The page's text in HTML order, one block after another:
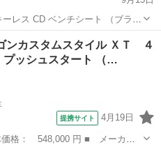
レス CD ベンチシート （ブラッ
:...
ベンチシート
ンカスタムスタイル ＸＴ ４
ッシュスタート （…
提携サイト 4月19日